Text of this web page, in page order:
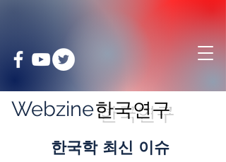
Webzine
​한국학 최신 이슈
한국연구